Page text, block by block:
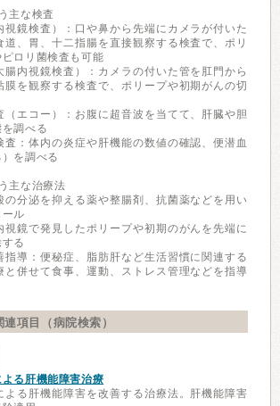
主な検査
視鏡検査）：口や鼻から先端にカメラが付いた
道、胃、十二指腸を直接観察する検査で、ポリ
ロリ菌検査も可能
腸内視鏡検査）：カメラの付いた管を肛門から
膜を観察する検査で、ポリープや初期がんの切
（エコー）：お腹に超音波を当てて、肝臓や胆
調べる
査：体内の炎症や肝機能の数値の確認、便潜血
）を調べる
主な治療法
の分泌を抑える薬や整腸剤、抗菌薬などを用い
ル
視鏡で発見したポリープや初期のがんを先端に
る
指導：便秘症、脂肪肝など生活習慣に関連する
と併せて食事、運動、ストレス管理などを指導
項目（病院検索）
る肝機能障害治療
よる肝機能障害を改善する治療法。肝機能障害